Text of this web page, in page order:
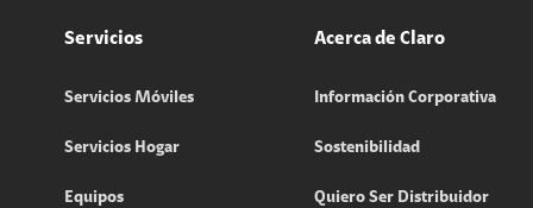
Servicios
Servicios Móviles
Servicios Hogar
Equipos
Acerca de Claro
Información Corporativa
Sostenibilidad
Quiero Ser Distribuidor